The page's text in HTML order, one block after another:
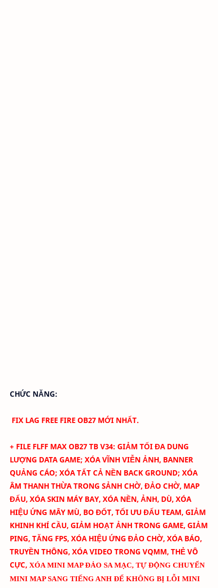
CHỨC NĂNG:
FIX LAG FREE FIRE OB27 MỚI NHẤT.
+ FILE FLFF MAX OB27 TB V34: GIẢM TỐI ĐA DUNG
LƯỢNG DATA GAME; XÓAVĨNH VIỄN ẢNH, BANNER
QUẢNG CÁO; XÓA TẤT CẢ NỀN BACK GROUND; XÓA
ÂM THANH THỪA TRONG SẢNH CHỜ, ĐẢO CHỜ, MAP
ĐẤU, XÓA SKIN MÁY BAY, XÓA NỀN, ẢNH, DÙ, XÓA
HIỆU ỨNG MÂY MÙ, BO ĐỐT, TỐI ƯU ĐẤU TEAM, GIẢM
KHINH KHÍ CẦU, GIẢM HOẠT ẢNH TRONG GAME, GIẢM
PING, TĂNG FPS, XÓA HIỆU ỨNG ĐẢO CHỜ, XÓA BÁO,
TRUYỀN THÔNG, XÓA VIDEO TRONG VQMM, THẺ VÔ
CỰC, XÓA MINI MAP ĐẢO SA MẠC, TỰ ĐỘNG CHUYỂN
MINI MAP SANG TIẾNG ANH ĐỂ KHÔNG BỊ LỖI MINI